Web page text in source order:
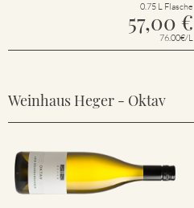
0.75 L Flasche
57,00 €
76.00€/L
Weinhaus Heger - Oktav